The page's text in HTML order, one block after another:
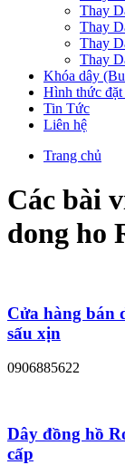
Thay
Thay
Thay
Thay
Khóa dây
Hình thức đặt
Tin Tức
Liên hệ
Trang chủ
Các bài
dong ho
Cửa hàng bán
sấu xịn
0906885622
Dây đồng hồ
cấp